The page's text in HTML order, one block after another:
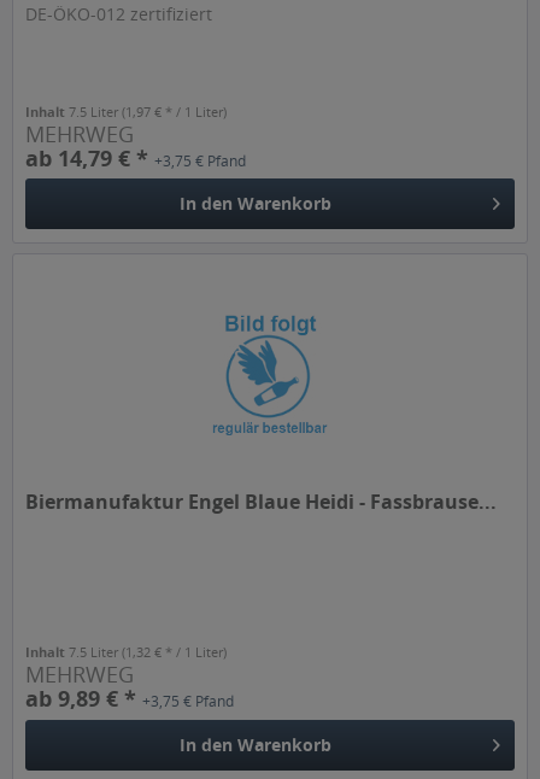
DE-ÖKO-012 zertifiziert
Inhalt7.5 Liter(1,97 € * / 1 Liter)
MEHRWEG
ab 14,79 € *+3,75 € Pfand
In den Warenkorb
Biermanufaktur Engel Blaue Heidi - Fassbrause...
Inhalt7.5 Liter(1,32 € * / 1 Liter)
MEHRWEG
ab 9,89 € *+3,75 € Pfand
In den Warenkorb